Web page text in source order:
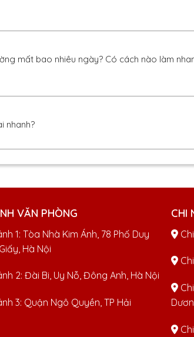
mất bao nhiêu ngày? Có cách nào làm
nhanh?
VĂN PHÒNG
1: Tòa Nhà Kim Ánh, 78 Phố Duy
Hà Nội
2: Đài Bi, Uy Nỗ, Đông Anh, Hà Nội
3: Quận Ngô Quyền, TP Hải
CHI
Chi